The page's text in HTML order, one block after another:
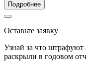
Подробнее
Оставьте заявку
Узнай за что
раскрыли в годовом